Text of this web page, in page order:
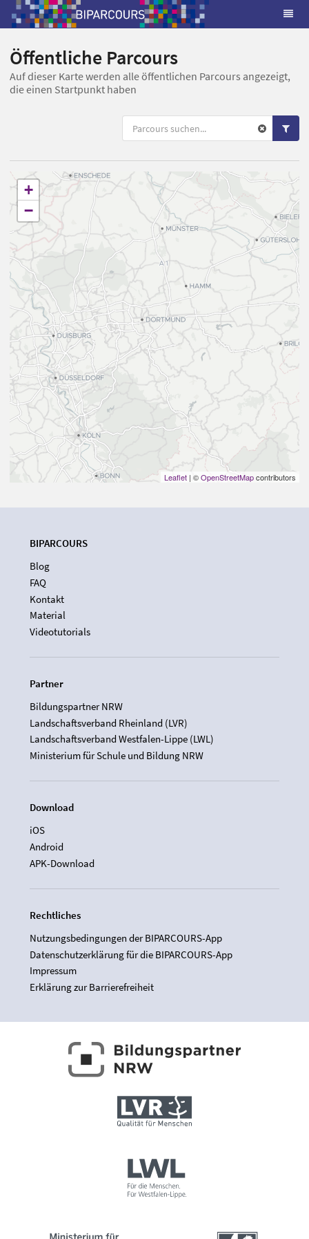
Öffentliche Parcours
Auf dieser Karte werden alle öffentlichen Parcours angezeigt,
die einen Startpunkt haben
+
−
Leaflet | ©OpenStreetMapcontributors
BIPARCOURS
Blog
FAQ
Kontakt
Material
Videotutorials
Partner
Bildungspartner NRW
Landschaftsverband Rheinland (LVR)
Landschaftsverband Westfalen-Lippe (LWL)
Ministerium für Schule und Bildung NRW
Download
iOS
Android
APK-Download
Rechtliches
Nutzungsbedingungen der BIPARCOURS-App
Datenschutzerklärung für die BIPARCOURS-App
Impressum
Erklärung zur Barrierefreiheit